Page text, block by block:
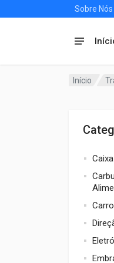
Sobre Nós
Início